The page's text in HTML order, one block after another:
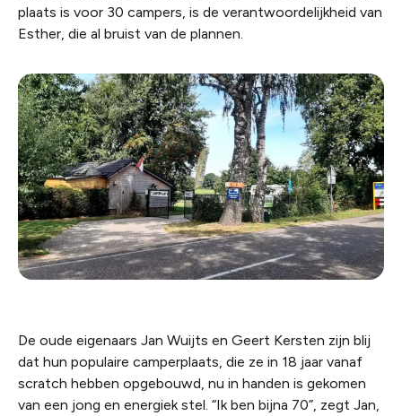
plaats is voor 30 campers, is de verantwoordelijkheid van
Esther, die al bruist van de plannen.
De oude eigenaars Jan Wuijts en Geert Kersten zijn blij
dat hun populaire camperplaats, die ze in 18 jaar vanaf
scratch hebben opgebouwd, nu in handen is gekomen
van een jong en energiek stel. “Ik ben bijna 70”, zegt Jan,